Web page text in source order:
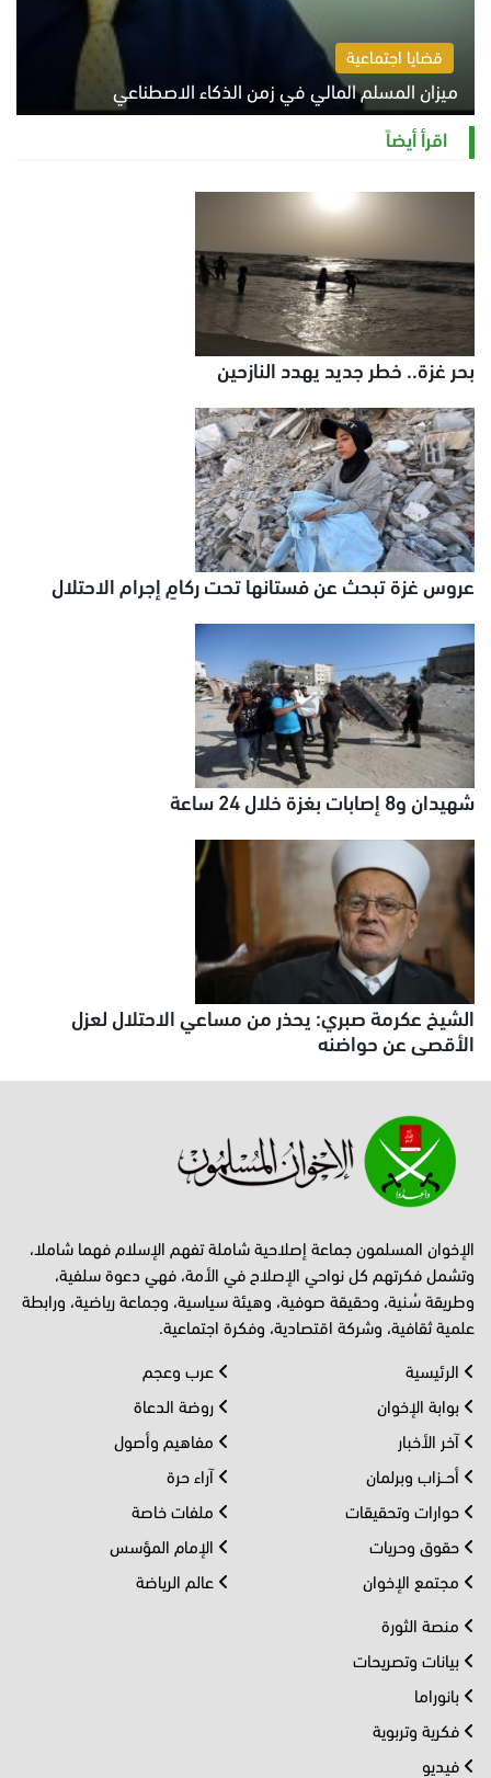
قضايا اجتماعية
ميزان المسلم المالي في زمن الذكاء الاصطناعي
السبت 8 أغسطس 2026 11:21 ص
اقرأ أيضاً
بحر غزة.. خطر جديد يهدد النازحين
عروس غزة تبحث عن فستانها تحت ركامٍ إجرام الاحتلال
شهيدان و8 إصابات بغزة خلال 24 ساعة
الشيخ عكرمة صبري: يحذر من مساعي الاحتلال لعزل
الأقصى عن حواضنه
الإخوان المسلمون جماعة إصلاحية شاملة تفهم الإسلام فهما شاملا،
وتشمل فكرتهم كل نواحي الإصلاح في الأمة، فهي دعوة سلفية،
وطريقة سُنية، وحقيقة صوفية، وهيئة سياسية، وجماعة رياضية، ورابطة
علمية ثقافية، وشركة اقتصادية، وفكرة اجتماعية.
الرئيسية
بوابة الإخوان
آخر الأخبار
أحــزاب وبرلمان
حوارات وتحقيقات
حقوق وحريات
مجتمع الإخوان
عرب وعجم
روضة الدعاة
مفاهيم وأصول
آراء حرة
ملفات خاصة
الإمام المؤسس
عالم الرياضة
منصة الثورة
بيانات وتصريحات
بانوراما
فكرية وتربوية
فيديو